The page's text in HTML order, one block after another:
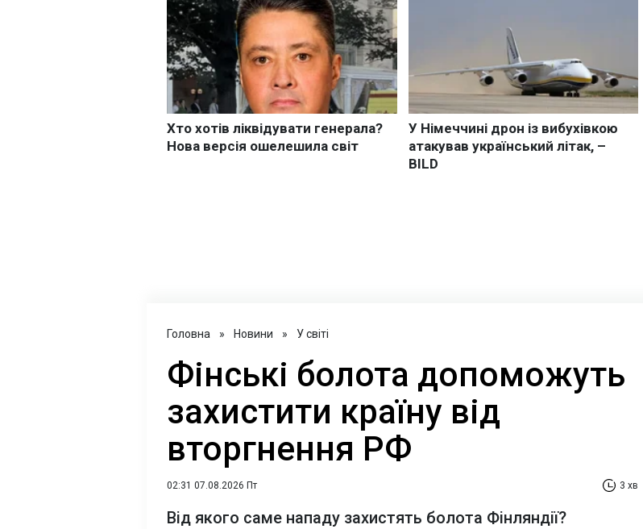
Головна » Новини » У світі
Фінські болота допоможуть
захистити країну від
вторгнення РФ
02:31 07.08.2026 Пт 3 хв
Від якого саме нападу захистять болота Фінляндії?